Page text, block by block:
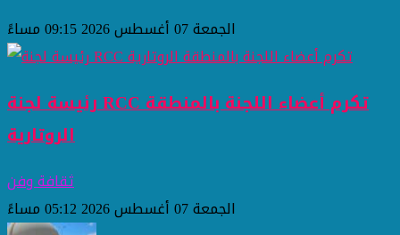
الجمعة 07 أغسطس 2026 09:15 مساءً
رئيسة لجنة RCC تكرم أعضاء اللجنة بالمنطقة
الروتارية
ثقافة وفن
الجمعة 07 أغسطس 2026 05:12 مساءً